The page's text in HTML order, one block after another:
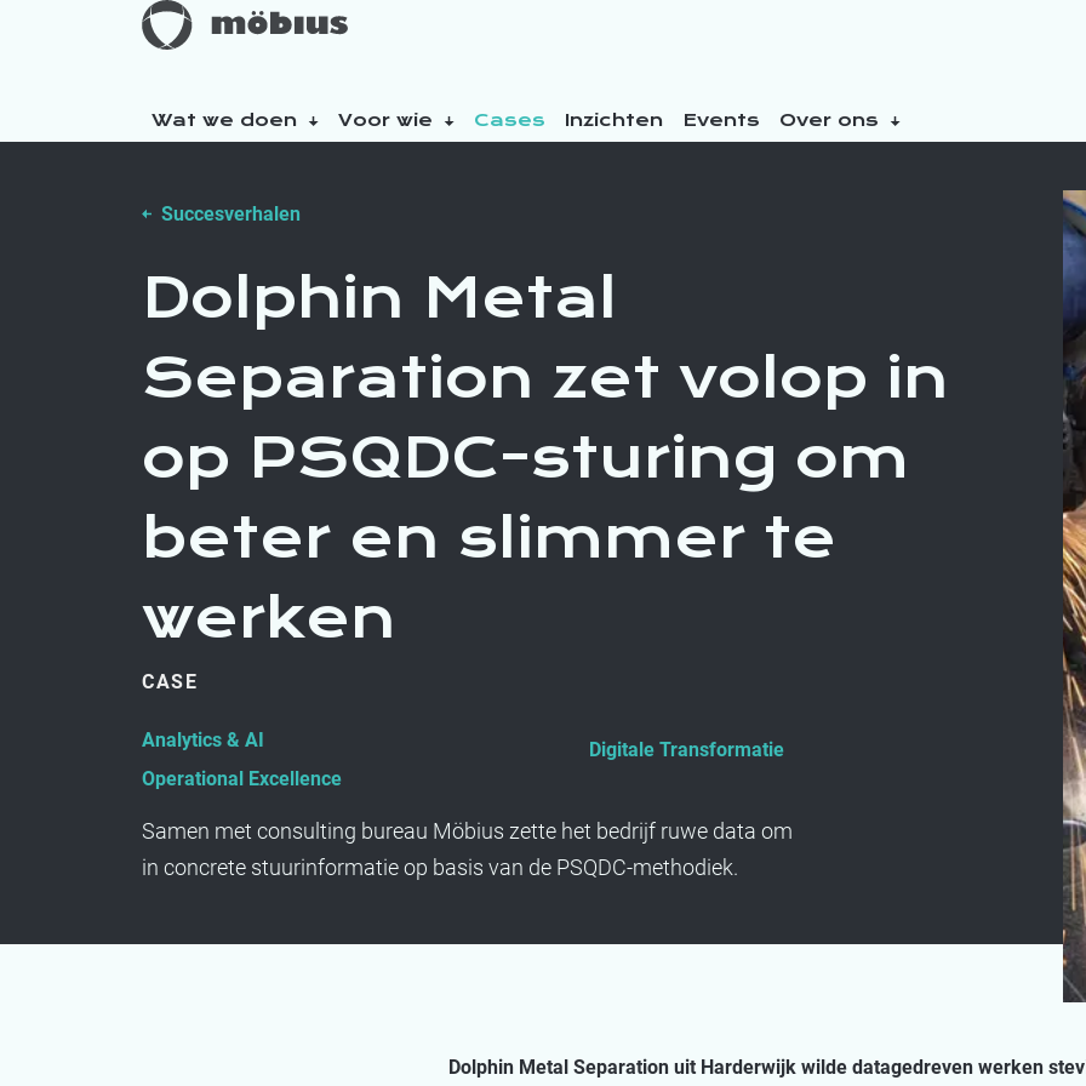
Wat we doen Voor wie Cases Inzichten Events Over ons
Over ons
Succesverhalen
Dolphin Metal
Separation zet volop in
op PSQDC-sturing om
beter en slimmer te
werken
CASE
Analytics & AI
Operational Excellence
Digitale Transformatie
Samen met consulting bureau Möbius zette het bedrijf ruwe data om
in concrete stuurinformatie op basis van de PSQDC-methodiek.
Dolphin Metal Separation uit Harderwijk wilde datagedreven werken